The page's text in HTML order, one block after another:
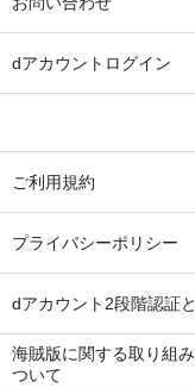
dアカウントログイン
ご利用規約
プライバシーポリシー
dアカウント2段階認証
海賊版に関する取り組
ついて